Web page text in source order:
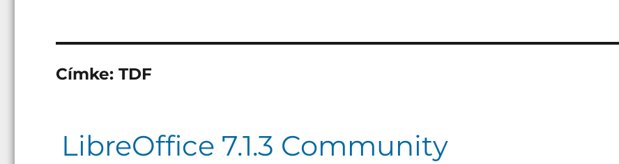
Címke:TDF
LibreOffice 7.1.3 Community